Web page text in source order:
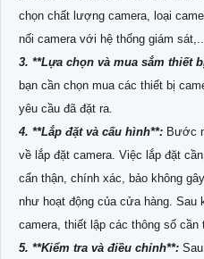
chọn chất lượng camera, loại
nối camera với hệ thống giám
3. **Lựa chọn và mua sắm thiết
bạn cần chọn mua các thiết bị
yêu cầu đã đặt ra.
4. **Lắp đặt và cấu hình**: Bước
về lắp đặt camera. Việc lắp đặt
cẩn thận, chính xác, bảo không
như hoạt động của cửa hàng. Sau
camera, thiết lập các thông số cần
5. **Kiểm tra và điều chỉnh**: